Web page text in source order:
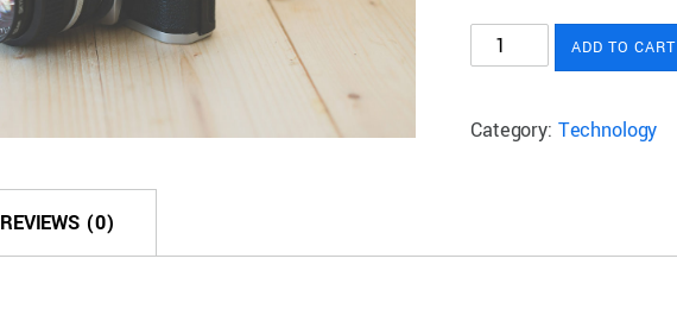
Another
Vintage
quantity
ADD TO CART
Category: Technology
REVIEWS (0)